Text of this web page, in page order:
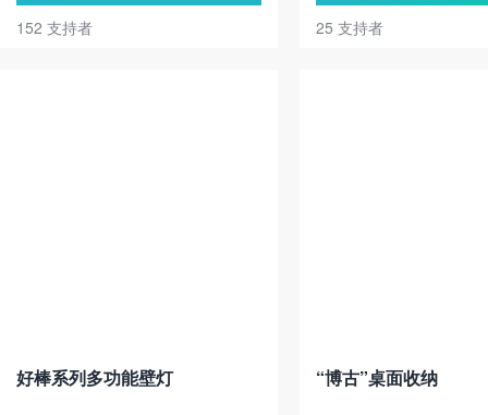
152 支持者 25 支持者
好棒系列多功能壁灯 “博古”桌面收纳